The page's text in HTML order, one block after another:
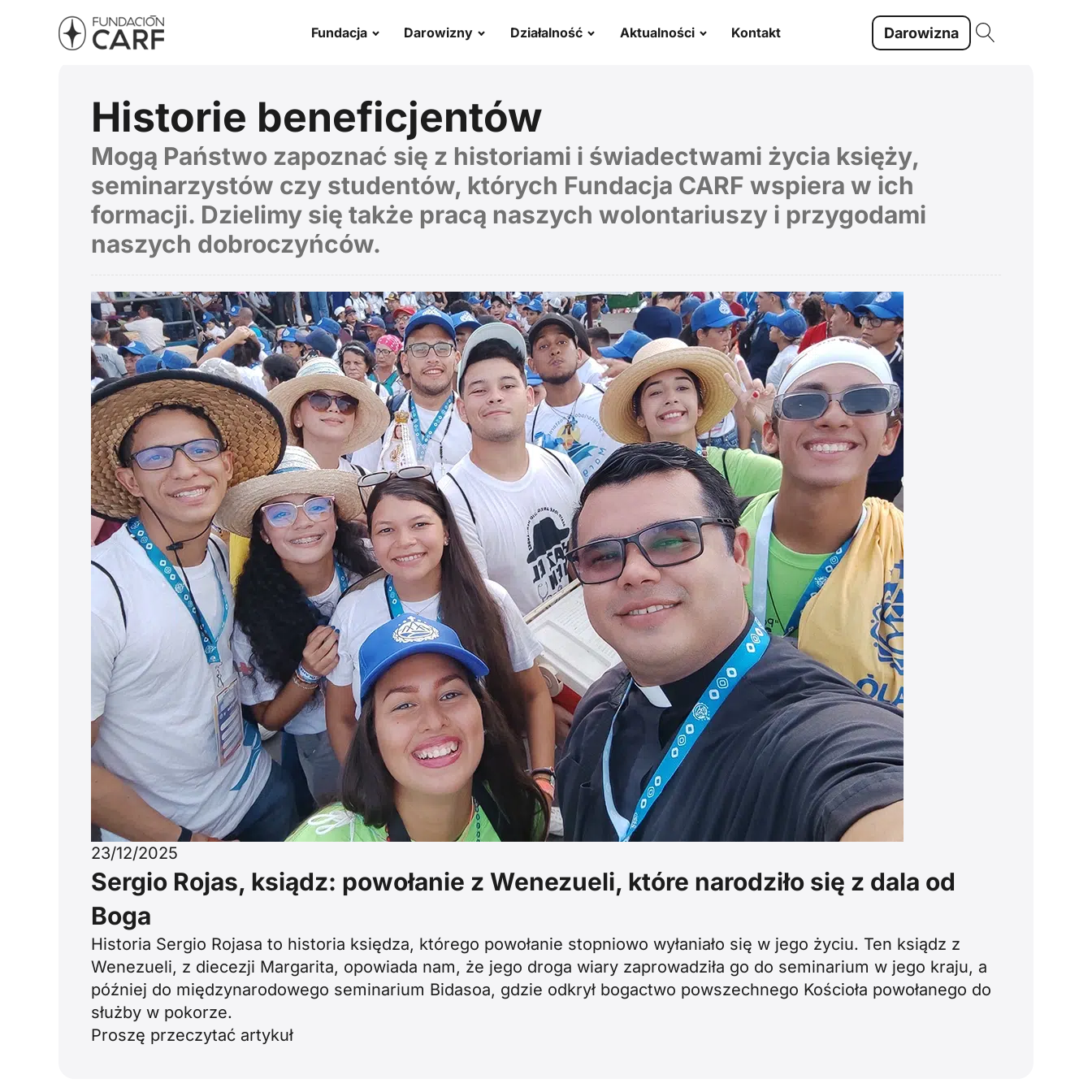
Fundacja Darowizny Działalność Aktualności Kontakt Darowizna
Historie beneficjentów
Mogą Państwo zapoznać się z historiami i świadectwami życia księży,
seminarzystów czy studentów, których Fundacja CARF wspiera w ich
formacji. Dzielimy się także pracą naszych wolontariuszy i przygodami
naszych dobroczyńców.
23/12/2025
Sergio Rojas, ksiądz: powołanie z Wenezueli, które narodziło się z dala od
Boga
Historia Sergio Rojasa to historia księdza, którego powołanie stopniowo wyłaniało się w jego życiu. Ten ksiądz z
Wenezueli, z diecezji Margarita, opowiada nam, że jego droga wiary zaprowadziła go do seminarium w jego kraju, a
później do międzynarodowego seminarium Bidasoa, gdzie odkrył bogactwo powszechnego Kościoła powołanego do
służby w pokorze.
Proszę przeczytać artykuł